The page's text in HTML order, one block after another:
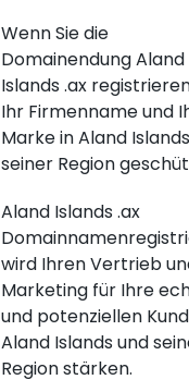
Wenn Sie die
Domainendung Aland
Islands .ax
Ihr Firmenname und
Marke in Aland
seiner Region
Aland Islands .ax
wird Ihren Vertrieb
Marketing für Ihre
und potenziellen
Aland Islands und
Region stärken.